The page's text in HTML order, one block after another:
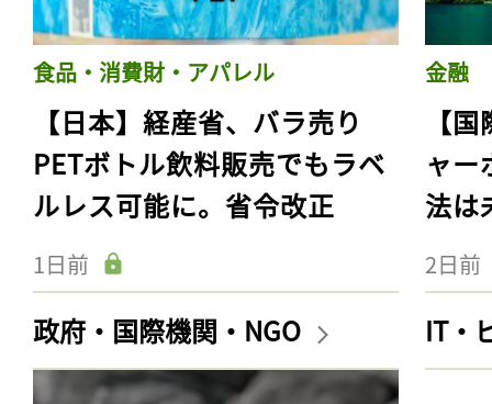
食品・消費財・アパレル
【日本】経産省、バラ売り
PETボトル飲料販売でもラベ
ルレス可能に。省令改正
1日前
金融
【
ャー
法は
2日前
政府・国際機関・NGO IT・